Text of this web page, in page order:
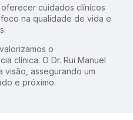
cuidados clínicos
na qualidade de vida e
o
clínica. O Dr. Rui Manuel
visão, assegurando um
e próximo.